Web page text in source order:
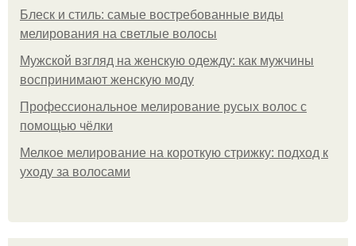
Блеск и стиль: самые востребованные виды
мелирования на светлые волосы
Мужской взгляд на женскую одежду: как мужчины
воспринимают женскую моду
Профессиональное мелирование русых волос с
помощью чёлки
Мелкое мелирование на короткую стрижку: подход к
уходу за волосами